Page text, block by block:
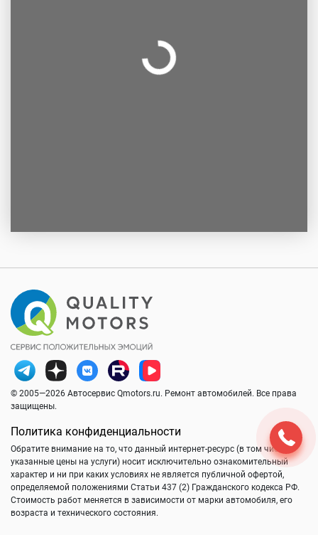
© 2005—2026 Автосервис Qmotors.ru. Ремонт автомобилей. Все права
защищены.
Политика конфиденциальности
Обратите внимание на то, что данный интернет-ресурс (в том числе
указанные цены на услуги) носит исключительно ознакомительный
характер и ни при каких условиях не является публичной офертой,
определяемой положениями Статьи 437 (2) Гражданского кодекса РФ.
Стоимость работ меняется в зависимости от марки автомобиля, его
возраста и технического состояния.